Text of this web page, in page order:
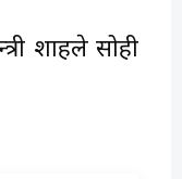
शाहले सोही